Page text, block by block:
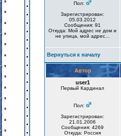
Пол:
Зарегистрирован:
05.03.2012
Сообщения: 91
Откуда: Мой адрес не дом и
не улица, мой адрес...
Вернуться к началу
Автор
user1
Первый Кардинал
Пол:
Зарегистрирован:
21.01.2006
Сообщения: 4269
Откуда: Россия